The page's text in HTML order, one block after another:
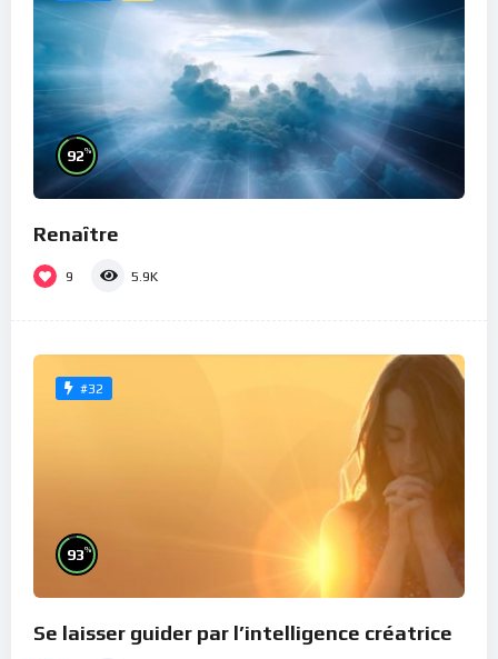
92%
Renaître
9 5.9K
#32
93%
Se laisser guider par l’intelligence créatrice